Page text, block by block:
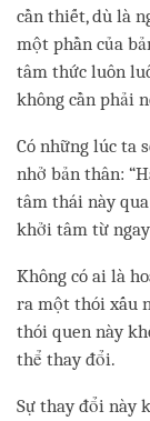
cần thiết, dù là
một phần của
tâm thức luôn
không cần phải
Có những lúc ta
nhở bản thân:
tâm thái này
khởi tâm từ
Không có ai là
ra một thói xấu
thói quen này
thể thay đổi.
Sự thay đổi này